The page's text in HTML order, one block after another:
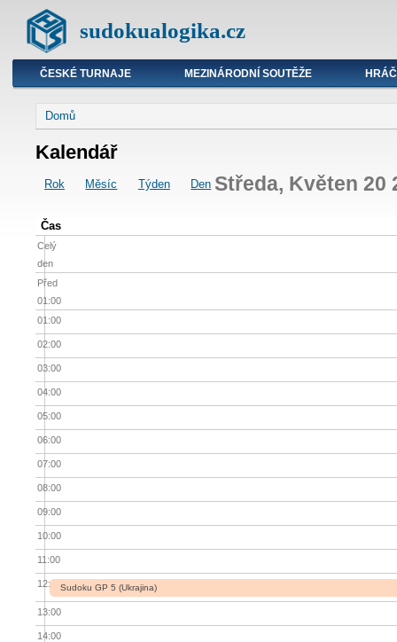
sudokualogika.cz
ČESKÉ TURNAJE MEZINÁRODNÍ SOUTĚŽE
Domů
Kalendář
Rok Měsíc Týden Den Středa, Květen 20
Čas
Celý
den
Před
01:00
01:00
02:00
03:00
04:00
05:00
06:00
07:00
08:00
09:00
10:00
11:00
12:00Sudoku GP 5 (Ukrajina)
13:00
14:00